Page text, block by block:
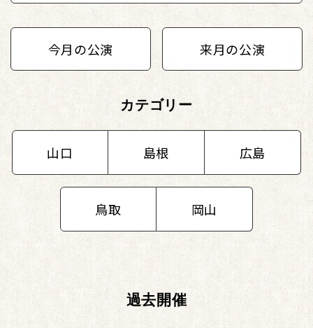
今月の公演 来月の公演
カテゴリー
山口 島根 広島
鳥取 岡山
過去開催